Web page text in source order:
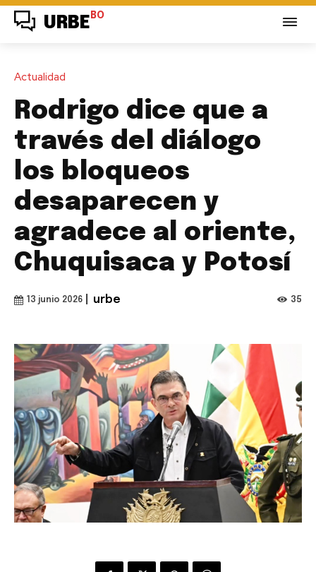
URBE BO
Actualidad
Rodrigo dice que a
través del diálogo
los bloqueos
desaparecen y
agradece al oriente,
Chuquisaca y Potosí
13 junio 2026 urbe 35